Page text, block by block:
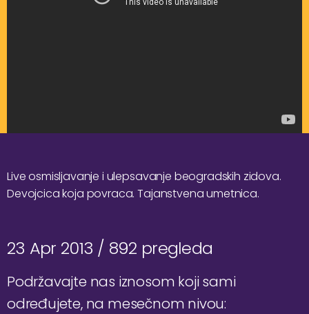
Live osmisljavanje i ulepsavanje beogradskih zidova.
Devojcica koja povraca. Tajanstvena umetnica.
23 Apr 2013 / 892 pregleda
Podržavajte nas iznosom koji sami
određujete, na mesečnom nivou: